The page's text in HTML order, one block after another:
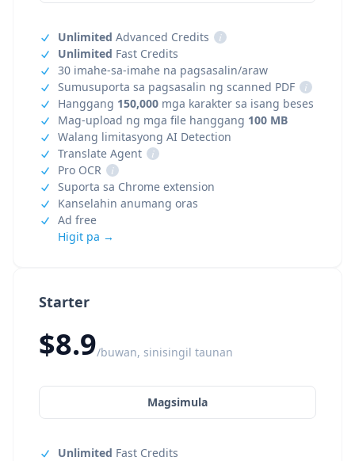
Starter
$8.9/buwan, sinisingil taunan
Magsimula
Unlimited Fast Credits
Unlimited Advanced Credits
i
Unlimited Fast Credits
30 imahe-sa-imahe na pagsasalin/araw
Sumusuporta sa pagsasalin ng scanned PDF
i
Hanggang 150,000 mga karakter sa isang beses
Mag-upload ng mga file hanggang 100 MB
Walang limitasyong AI Detection
Translate Agent
i
Pro OCR
i
Suporta sa Chrome extension
Kanselahin anumang oras
Ad free
Higit pa →